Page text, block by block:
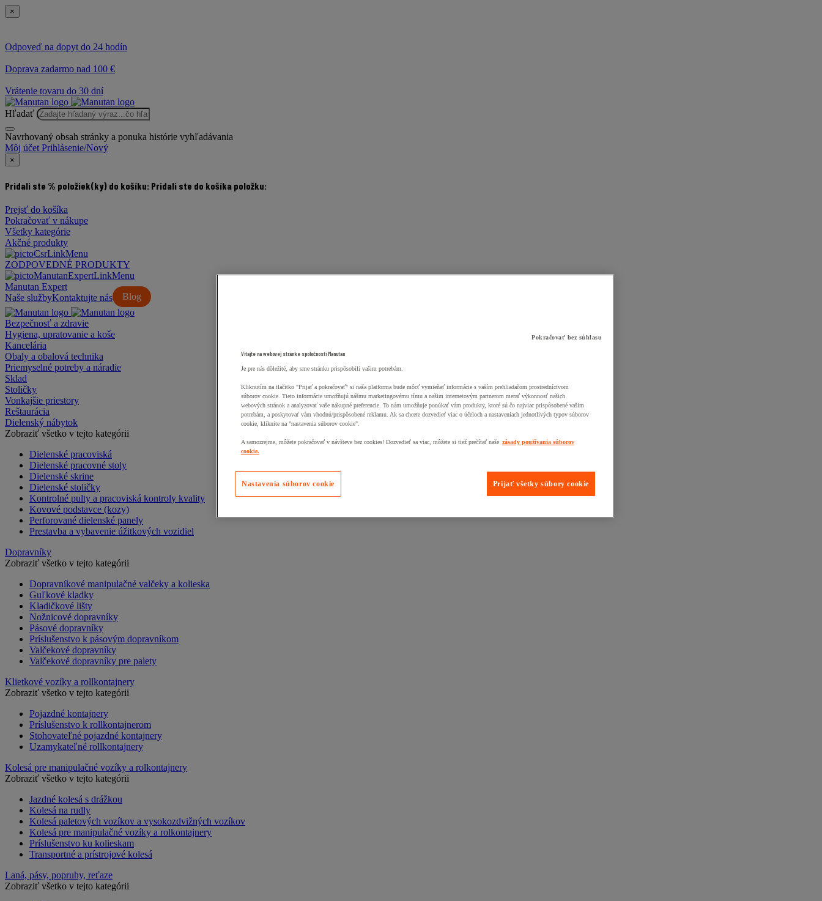
×
Odpoveď na dopyt do 24 hodín
Doprava zadarmo nad 100 €
Vrátenie tovaru do 30 dní
Hľadať
Navrhovaný obsah stránky a ponuka histórie vyhľadávania
Môj účet Prihlásenie/Nový
×
Pridali ste % položiek(ky) do košíku: Pridali ste do košíka položku:
Prejsť do košíka
Pokračovať v nákupe
Všetky kategórie
Akčné produkty
ZODPOVEDNÉ PRODUKTY
Manutan Expert
Naše služby
Blog
Kontaktujte nás
Bezpečnosť a zdravie
Hygiena, upratovanie a koše
Kancelária
Obaly a obalová technika
Priemyselné potreby a náradie
Sklad
Stoličky
Vonkajšie priestory
Reštaurácia
Dielenský nábytok
Zobraziť všetko v tejto kategórii
Dielenské pracoviská
Dielenské pracovné stoly
Dielenské skrine
Dielenské stoličky
Kontrolné pulty a pracoviská kontroly kvality
Kovové podstavce (kozy)
Perforované dielenské panely
Prestavba a vybavenie úžitkových vozidiel
Dopravníky
Zobraziť všetko v tejto kategórii
Dopravníkové manipulačné valčeky a kolieska
Guľkové kladky
Kladičkové lišty
Nožnicové dopravníky
Pásové dopravníky
Príslušenstvo k pásovým dopravníkom
Valčekové dopravníky
Valčekové dopravníky pre palety
Klietkové vozíky a rollkontajnery
Zobraziť všetko v tejto kategórii
Pojazdné kontajnery
Príslušenstvo k rollkontajnerom
Stohovateľné pojazdné kontajnery
Uzamykateľné rollkontajnery
Kolesá pre manipulačné vozíky a rolkontajnery
Zobraziť všetko v tejto kategórii
Jazdné kolesá s drážkou
Kolesá na rudly
Kolesá paletových vozíkov a vysokozdvižných vozíkov
Kolesá pre manipulačné vozíky a rolkontajnery
Príslušenstvo ku kolieskam
Transportné a prístrojové kolesá
Laná, pásy, popruhy, reťaze
Zobraziť všetko v tejto kategórii
Pokračovať bez súhlasu
Vitajte na webovej stránke spoločnosti Manutan
Je pre nás dôležité, aby sme stránku prispôsobili vašim potrebám.
Kliknutím na tlačitko "Prijať a pokračovať" si naša platforma bude môcť vymieňať informácie s vaším prehliadačom prostredníctvom
súborov cookie. Tieto informácie umožňujú nášmu marketingovému tímu a našim internetovým partnerom merať výkonnosť našich
webových stránok a analyzovať vaše nákupné preferencie. To nám umožňuje ponúkať vám produkty, ktoré sú čo najviac prispôsobené vašim
potrebám, a poskytovať vám vhodnú/prispôsobené reklamu. Ak sa chcete dozvedieť viac o účeloch a nastaveniach jednotlivých typov súborov
cookie, kliknite na "nastavenia súborov cookie".
A samozrejme, môžete pokračovať v návšteve bez cookies! Dozvedieť sa viac, môžete si tiež prečítať naše zásady používania súborov
cookie.
Prijať všetky súbory cookie
Nastavenia súborov cookie